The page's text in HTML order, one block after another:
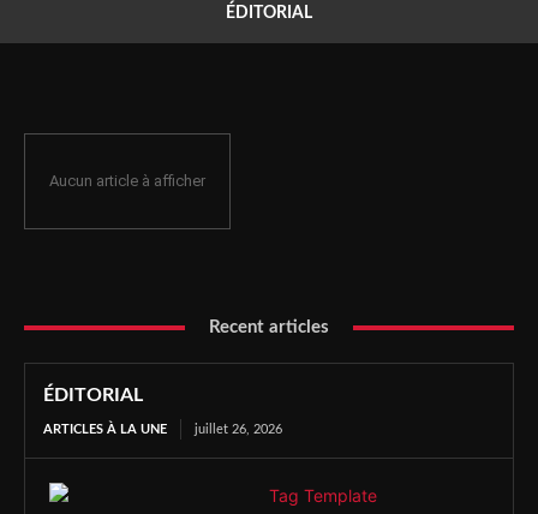
ÉDITORIAL
Aucun article à afficher
Recent articles
ÉDITORIAL
ARTICLES À LA UNE juillet 26, 2026